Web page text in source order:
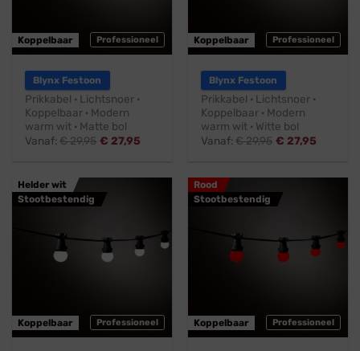
Professioneel
Koppelbaar
Blynx Festoon
Prikkabel · Lichtsnoer ·
Koppelbaar · Modern
warm wit · Matte bol
Vanaf:€29,95 € 27,95
Professioneel
Koppelbaar
Blynx Festoon
Prikkabel · Lichtsnoer ·
Koppelbaar · Modern
warm wit · Witte bol
Vanaf:€29,95 € 27,95
Helder wit
Stootbestendig
Professioneel
Koppelbaar
Rood
Stootbestendig
Professioneel
Koppelbaar